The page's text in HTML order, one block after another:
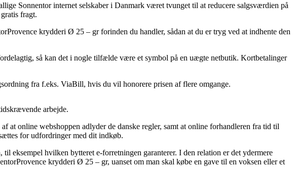
Sonnentor internet selskaber i Danmark været tvunget til at reducere salgsværdien på
fragt.
krydderi Ø 25 – gr forinden du handler, sådan at du er tryg ved at indhente den
så kan det i nogle tilfælde være et symbol på en uægte netbutik. Kortbetalinger
fra f.eks. ViaBill, hvis du vil honorere prisen af flere omgange.
arbejde.
online webshoppen adlyder de danske regler, samt at online forhandleren fra tid til
for udfordringer med dit indkøb.
eksempel hvilken bytteret e-forretningen garanterer. I den relation er det ydermere
krydderi Ø 25 – gr, uanset om man skal købe en gave til en voksen eller et